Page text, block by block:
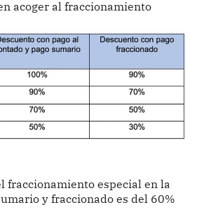
acoger al fraccionamiento
fraccionamiento especial en la
y fraccionado es del 60%